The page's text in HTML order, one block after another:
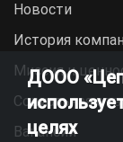
Новости
История
Миссия и
Социальная
Вакансии
ДООО
целях